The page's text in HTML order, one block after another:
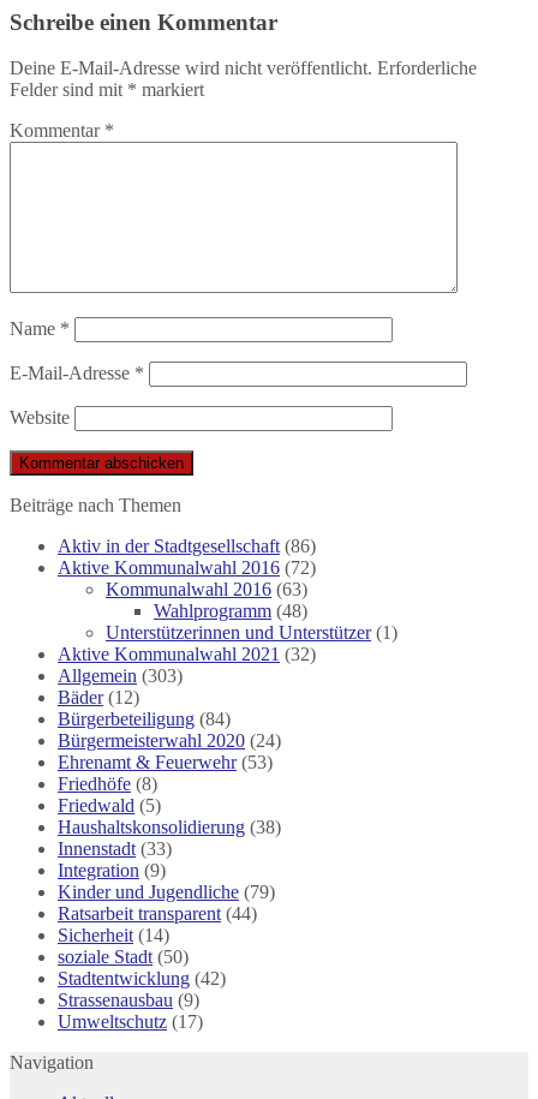
Schreibe einen Kommentar
Deine E-Mail-Adresse wird nicht veröffentlicht. Erforderliche
Felder sind mit * markiert
Kommentar *
Name *
E-Mail-Adresse *
Website
Beiträge nach Themen
Aktiv in der Stadtgesellschaft (86)
Aktive Kommunalwahl 2016 (72)
Kommunalwahl 2016 (63)
Wahlprogramm (48)
Unterstützerinnen und Unterstützer(1)
Aktive Kommunalwahl 2021 (32)
Allgemein (303)
Bäder(12)
Bürgerbeteiligung (84)
Bürgermeisterwahl 2020 (24)
Ehrenamt & Feuerwehr(53)
Friedhöfe (8)
Friedwald (5)
Haushaltskonsolidierung (38)
Innenstadt (33)
Integration (9)
Kinder und Jugendliche (79)
Ratsarbeit transparent (44)
Sicherheit (14)
soziale Stadt (50)
Stadtentwicklung (42)
Strassenausbau (9)
Umweltschutz (17)
Navigation